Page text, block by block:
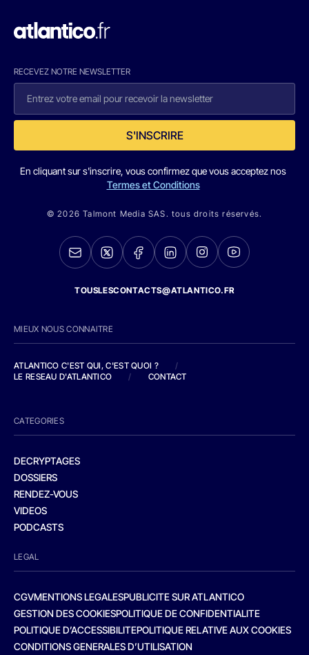
RECEVEZ NOTRE NEWSLETTER
S'INSCRIRE
En cliquant sur s'inscrire, vous confirmez que vous acceptez nos
Termes et Conditions
© 2026 Talmont Media SAS. tous droits réservés.
TOUSLESCONTACTS@ATLANTICO.FR
MIEUX NOUS CONNAITRE
ATLANTICO C'EST QUI, C'EST QUOI ?
/
LE RESEAU D'ATLANTICO
/ CONTACT
CATEGORIES
DECRYPTAGES
DOSSIERS
RENDEZ-VOUS
VIDEOS
PODCASTS
LEGAL
CGVMENTIONS LEGALESPUBLICITE SUR ATLANTICO
GESTION DES COOKIESPOLITIQUE DE CONFIDENTIALITE
POLITIQUE D’ACCESSIBILITEPOLITIQUE RELATIVE AUX COOKIES
CONDITIONS GENERALES D’UTILISATION